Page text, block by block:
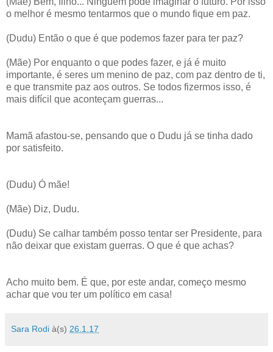
o melhor é mesmo tentarmos que o mundo fique em paz.
(Dudu) Então o que é que podemos fazer para ter paz?
(Mãe) Por enquanto o que podes fazer, e já é muito
importante, é seres um menino de paz, com paz dentro de ti,
e que transmite paz aos outros. Se todos fizermos isso, é
mais difícil que aconteçam guerras...
Mamã afastou-se, pensando que o Dudu já se tinha dado
por satisfeito.
(Dudu) Ó mãe!
(Mãe) Diz, Dudu.
(Dudu) Se calhar também posso tentar ser Presidente, para
não deixar que existam guerras. O que é que achas?
Acho muito bem. É que, por este andar, começo mesmo
achar que vou ter um político em casa!
Sara Rodi à(s) 26.1.17